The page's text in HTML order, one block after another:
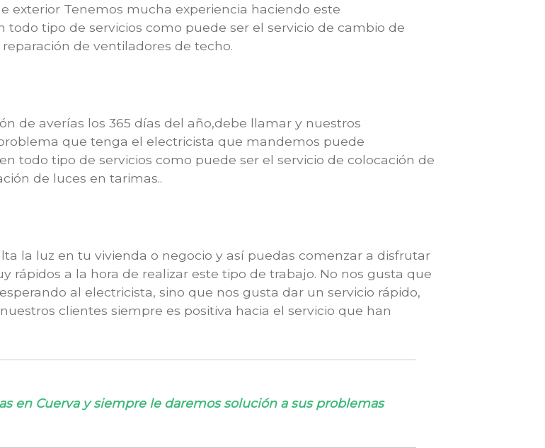
exterior Tenemos mucha experiencia haciendo este
todo tipo de servicios como puede ser el servicio de cambio de
de ventiladores de techo.
de averías los 365 días del año,debe llamar y nuestros
que tenga el electricista que mandemos puede
todo tipo de servicios como puede ser el servicio de colocación de
de luces en tarimas..
la luz en tu vivienda o negocio y así puedas comenzar a disfrutar
rápidos a la hora de realizar este tipo de trabajo. No nos gusta que
al electricista, sino que nos gusta dar un servicio rápido,
clientes siempre es positiva hacia el servicio que han
en Cuerva y siempre le daremos solución a sus problemas